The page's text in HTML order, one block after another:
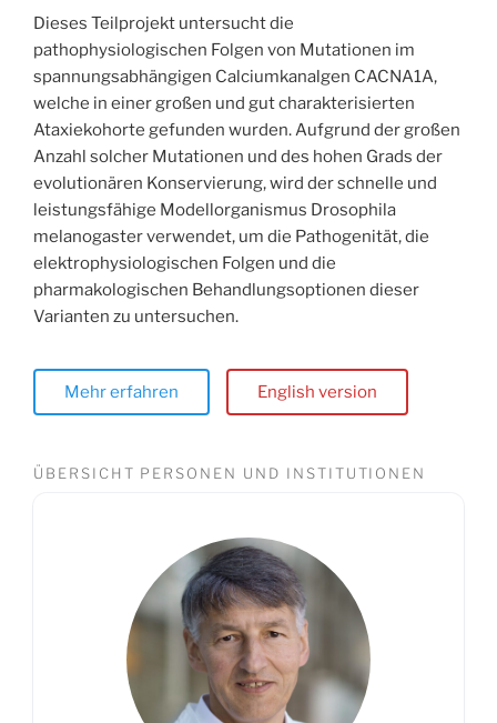
Dieses Teilprojekt untersucht die
pathophysiologischen Folgen von Mutationen im
spannungsabhängigen Calciumkanalgen CACNA1A,
welche in einer großen und gut charakterisierten
Ataxiekohorte gefunden wurden. Aufgrund der großen
Anzahl solcher Mutationen und des hohen Grads der
evolutionären Konservierung, wird der schnelle und
leistungsfähige Modellorganismus Drosophila
melanogaster verwendet, um die Pathogenität, die
elektrophysiologischen Folgen und die
pharmakologischen Behandlungsoptionen dieser
Varianten zu untersuchen.
Mehr erfahren English version
ÜBERSICHT PERSONEN UND INSTITUTIONEN